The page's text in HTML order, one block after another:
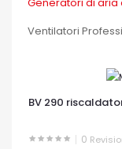
Generatori di aria
Ventilatori
BV 290
0